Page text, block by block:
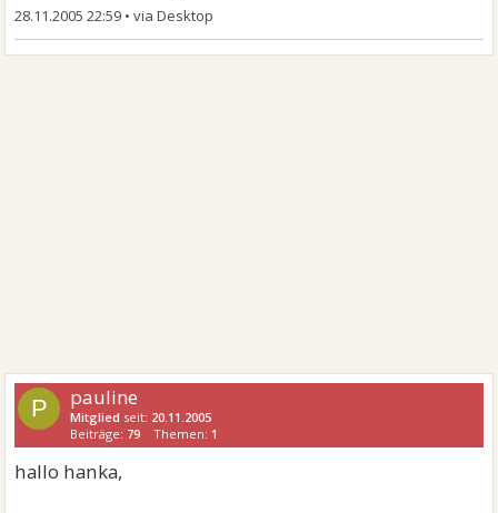
28.11.2005 22:59 •
P pauline
Mitglied seit: 20.11.2005
Beiträge: 79 Themen: 1
hallo hanka,